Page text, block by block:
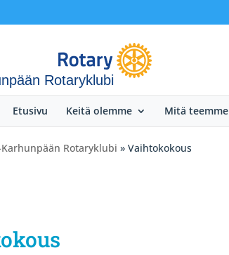
Rotaryklubi
Etusivu Keitä olemme Mitä teemme
Rotaryklubi » Vaihtokokous